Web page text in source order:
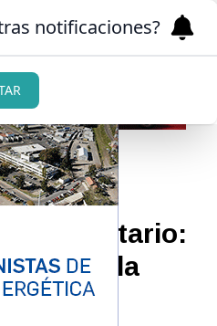
Voluntario:
y la
notificaciones?